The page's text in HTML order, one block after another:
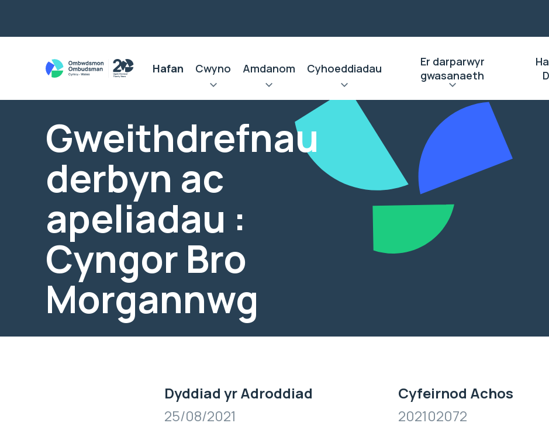
Hafan Cwyno Amdanom Cyhoeddiadau
Er darparwyr
gwasanaeth
Gweithdrefnau
derbyn ac
apeliadau :
Cyngor Bro
Morgannwg
Dyddiad yr Adroddiad
25/08/2021
Cyfeirnod Achos
202102072